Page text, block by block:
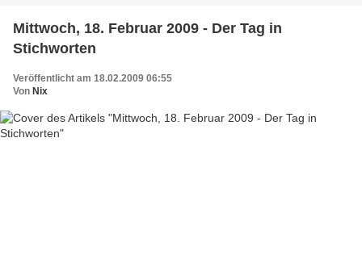
Mittwoch, 18. Februar 2009 - Der Tag in
Stichworten
Veröffentlicht am 18.02.2009 06:55
Von Nix